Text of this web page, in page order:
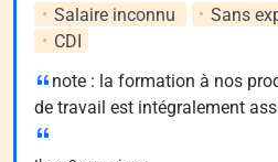
Salaire inconnu
Sans
CDI
note : la formation à nos
de travail est intégralement